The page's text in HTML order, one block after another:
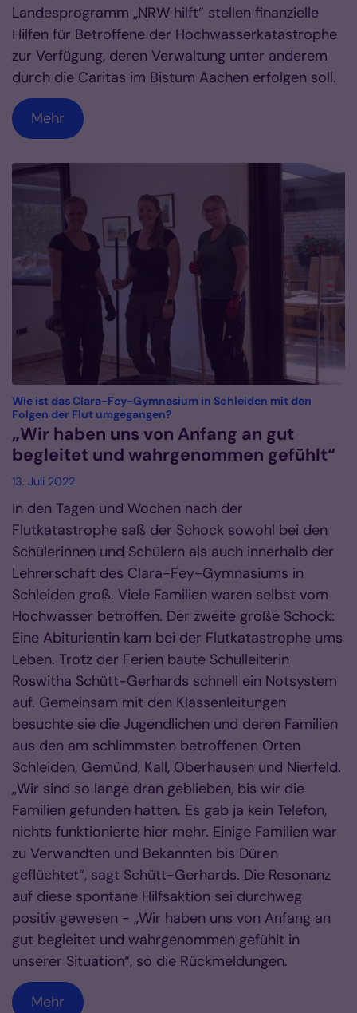
Landesprogramm „NRW hilft“ stellen finanzielle
Hilfen für Betroffene der Hochwasserkatastrophe
zur Verfügung, deren Verwaltung unter anderem
durch die Caritas im Bistum Aachen erfolgen soll.
Mehr
Wie ist das Clara-Fey-Gymnasium in Schleiden mit den
Folgen der Flut umgegangen?
„Wir haben uns von Anfang an gut
begleitet und wahrgenommen gefühlt“
13. Juli 2022
In den Tagen und Wochen nach der
Flutkatastrophe saß der Schock sowohl bei den
Schülerinnen und Schülern als auch innerhalb der
Lehrerschaft des Clara-Fey-Gymnasiums in
Schleiden groß. Viele Familien waren selbst vom
Hochwasser betroffen. Der zweite große Schock:
Eine Abiturientin kam bei der Flutkatastrophe ums
Leben. Trotz der Ferien baute Schulleiterin
Roswitha Schütt-Gerhards schnell ein Notsystem
auf. Gemeinsam mit den Klassenleitungen
besuchte sie die Jugendlichen und deren Familien
aus den am schlimmsten betroffenen Orten
Schleiden, Gemünd, Kall, Oberhausen und Nierfeld.
„Wir sind so lange dran geblieben, bis wir die
Familien gefunden hatten. Es gab ja kein Telefon,
nichts funktionierte hier mehr. Einige Familien war
zu Verwandten und Bekannten bis Düren
geflüchtet“, sagt Schütt-Gerhards. Die Resonanz
auf diese spontane Hilfsaktion sei durchweg
positiv gewesen - „Wir haben uns von Anfang an
gut begleitet und wahrgenommen gefühlt in
unserer Situation“, so die Rückmeldungen.
Mehr